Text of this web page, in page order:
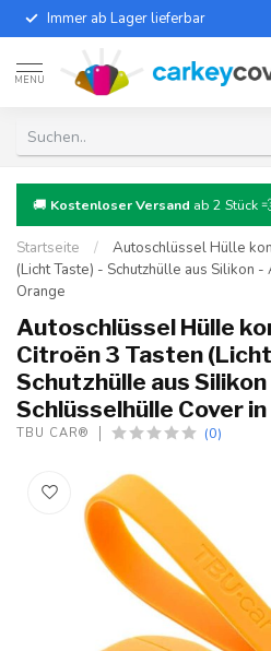
Immer ab Lager lieferbar
MENU
🚚 Kostenloser Versand ab 2 Stück
Startseite /
Autoschlüssel Hülle
(Licht Taste) - Schutzhülle aus Silikon
Orange
Autoschlüssel Hülle
Citroën 3 Tasten
Schutzhülle aus
Schlüsselhülle Cover
TBU CAR® (0)